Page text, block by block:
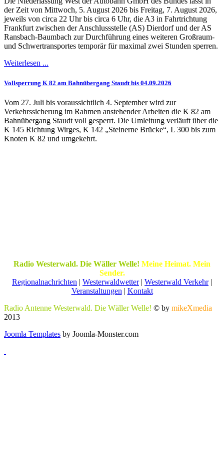
der Zeit von Mittwoch, 5. August 2026 bis Freitag, 7. August 2026,
jeweils von circa 22 Uhr bis circa 6 Uhr, die A3 in Fahrtrichtung
Frankfurt zwischen der Anschlussstelle (AS) Dierdorf und der AS
Ransbach-Baumbach zur Durchführung eines weiteren Großraum-
und Schwertransportes temporär für maximal zwei Stunden sperren.
Weiterlesen ...
Vollsperrung K 82 am Bahnübergang Staudt bis 04.09.2026
Vom 27. Juli bis voraussichtlich 4. September wird zur
Verkehrssicherung im Rahmen anstehender Arbeiten die K 82 am
Bahnübergang Staudt voll gesperrt. Die Umleitung verläuft über die
K 145 Richtung Wirges, K 142 „Steinerne Brücke“, L 300 bis zum
Knoten K 82 und umgekehrt.
Radio Westerwald. Die Wäller Welle! Meine Heimat. Mein
Sender.
Regionalnachrichten | Westerwaldwetter| Westerwald Verkehr|
Veranstaltungen | Kontakt
Radio Antenne Westerwald. Die Wäller Welle! © by mikeXmedia
2013
Joomla Templates by Joomla-Monster.com